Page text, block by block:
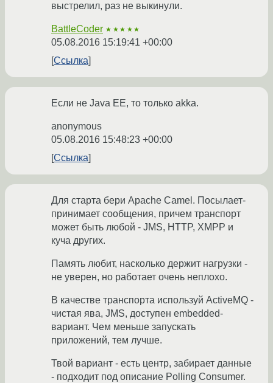
выстрелил, раз не выкинули.
BattleCoder ★★★★★
05.08.2016 15:19:41 +00:00
Ссылка
Если не Java EE, то только akka.
anonymous
05.08.2016 15:48:23 +00:00
Ссылка
Для старта бери Apache Camel. Посылает-
принимает сообщения, причем транспорт
может быть любой - JMS, HTTP, XMPP и
куча других.
Память любит, насколько держит нагрузки -
не уверен, но работает очень неплохо.
В качестве транспорта используй ActiveMQ -
чистая ява, JMS, доступен embedded-
вариант. Чем меньше запускать
приложений, тем лучше.
Твой вариант - есть центр, забирает данные
- подходит под описание Polling Consumer.